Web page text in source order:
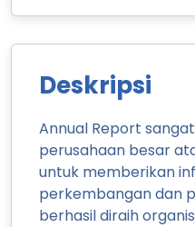
Deskripsi
Annual Report
perusahaan besar
untuk memberikan
perkembangan dan
berhasil diraih